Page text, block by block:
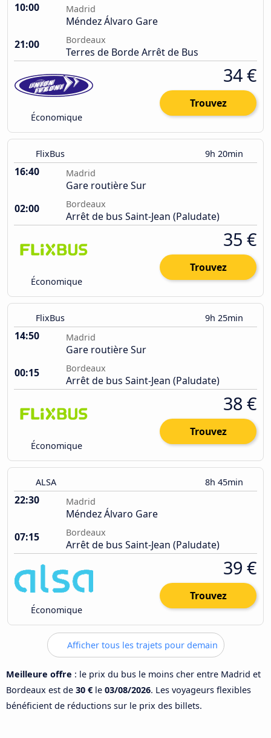
10:00 Madrid
Méndez Álvaro Gare
21:00
Bordeaux
Terres de Borde Arrêt de Bus
Économique
34 €
Trouvez
FlixBus 9h 20min
16:40 Madrid
Gare routière Sur
02:00
Bordeaux
Arrêt de bus Saint-Jean (Paludate)
Économique
35 €
Trouvez
FlixBus 9h 25min
14:50 Madrid
Gare routière Sur
00:15
Bordeaux
Arrêt de bus Saint-Jean (Paludate)
Économique
38 €
Trouvez
ALSA 8h 45min
22:30 Madrid
Méndez Álvaro Gare
07:15
Bordeaux
Arrêt de bus Saint-Jean (Paludate)
Économique
39 €
Trouvez
Afficher tous les trajets pour demain
Meilleure offre : le prix du bus le moins cher entre Madrid et
Bordeaux est de 30 € le 03/08/2026. Les voyageurs flexibles
bénéficient de réductions sur le prix des billets.